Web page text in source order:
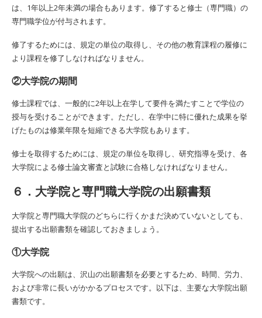
は、1年以上2年未満の場合もあります。修了すると修士（専門職）の
専門職学位が付与されます。
修了するためには、規定の単位の取得し、その他の教育課程の履修に
より課程を修了しなければなりません。
②大学院の期間
修士課程では、一般的に2年以上在学して要件を満たすことで学位の
授与を受けることができます。ただし、在学中に特に優れた成果を挙
げたものは修業年限を短縮できる大学院もあります。
修士を取得するためには、規定の単位を取得し、研究指導を受け、各
大学院による修士論文審査と試験に合格しなければなりません。
６．大学院と専門職大学院の出願書類
大学院と専門職大学院のどちらに行くかまだ決めていないとしても、
提出する出願書類を確認しておきましょう。
①大学院
大学院への出願は、沢山の出願書類を必要とするため、時間、労力、
および非常に長いがかかるプロセスです。以下は、主要な大学院出願
書類です。